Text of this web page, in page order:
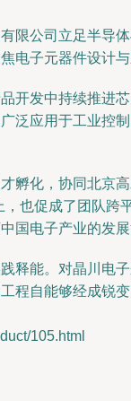
限公司立足半导
电子元器件设计
开发中持续推进
泛应用于工业控
孵化，协同北京
也促成了团队
国电子产业的发
释能。对晶川电
程自能够经成锐
105.html